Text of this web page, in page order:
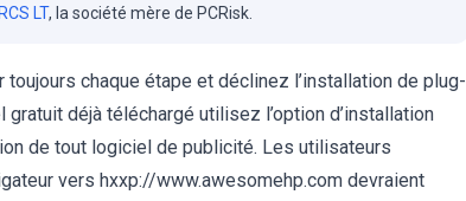
RCS LT, la société mère de PCRisk.
chaque étape et déclinez l’installation de plug-
déjà téléchargé utilisez l’option d’installation
de tout logiciel de publicité. Les utilisateurs
vers hxxp://www.awesomehp.com devraient